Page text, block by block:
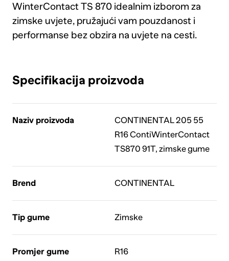
WinterContact TS 870 idealnim izborom za
zimske uvjete, pružajući vam pouzdanost i
performanse bez obzira na uvjete na cesti.
Specifikacija proizvoda
Naziv proizvoda
CONTINENTAL 205 55
R16 ContiWinterContact
TS870 91T, zimske gume
Brend CONTINENTAL
Tip gume Zimske
Promjer gume R16